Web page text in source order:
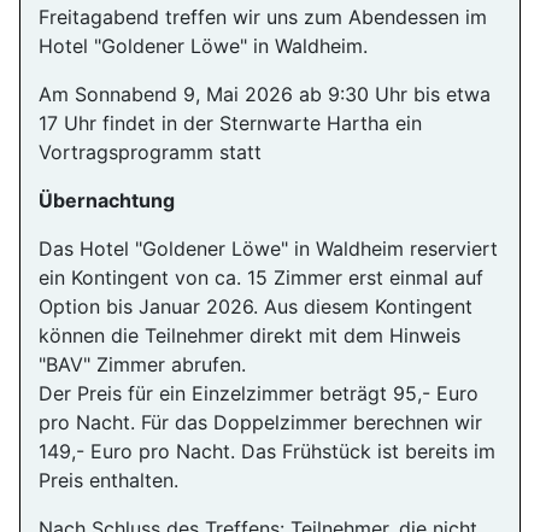
Freitagabend treffen wir uns zum Abendessen im
Hotel "Goldener Löwe" in Waldheim.
Am Sonnabend 9, Mai 2026 ab 9:30 Uhr bis etwa
17 Uhr findet in der Sternwarte Hartha ein
Vortragsprogramm statt
Übernachtung
Das Hotel "Goldener Löwe" in Waldheim reserviert
ein Kontingent von ca. 15 Zimmer erst einmal auf
Option bis Januar 2026. Aus diesem Kontingent
können die Teilnehmer direkt mit dem Hinweis
"BAV" Zimmer abrufen.
Der Preis für ein Einzelzimmer beträgt 95,- Euro
pro Nacht. Für das Doppelzimmer berechnen wir
149,- Euro pro Nacht. Das Frühstück ist bereits im
Preis enthalten.